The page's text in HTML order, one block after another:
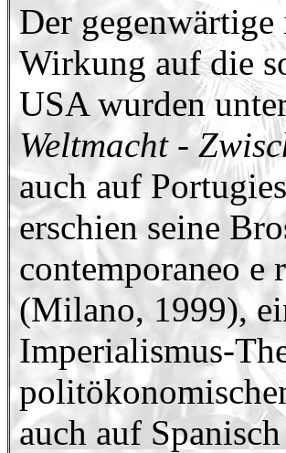
Der
Wirkung auf die
USA wurden
Weltmacht -
auch auf
erschien seine
contemporaneo
(Milano, 1999),
Imperialismus-
auch auf